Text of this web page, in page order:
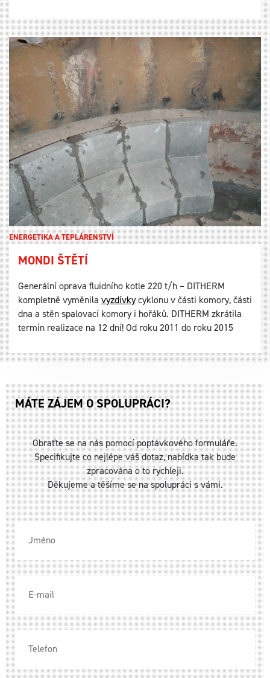
ENERGETIKA A TEPLÁRENSTVÍ
MONDI ŠTĚTÍ
Generální oprava fluidního kotle 220 t/h – DITHERM
kompletně vyměnila vyzdívkycyklonu v části komory, části
dna a stěn spalovací komory i hořáků. DITHERM zkrátila
termín realizace na 12 dní! Od roku 2011 do roku 2015
MÁTE ZÁJEM O SPOLUPRÁCI?
Obraťte se na nás pomocí poptávkového formuláře.
Specifikujte co nejlépe váš dotaz, nabídka tak bude
zpracována o to rychleji.
Děkujeme a těšíme se na spolupráci s vámi.